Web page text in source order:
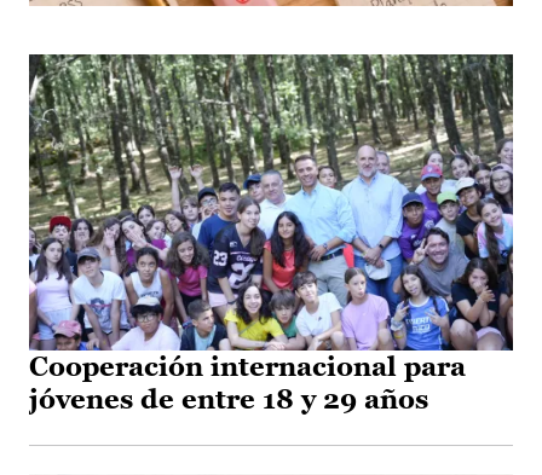
Cooperación internacional para
jóvenes de entre 18 y 29 años